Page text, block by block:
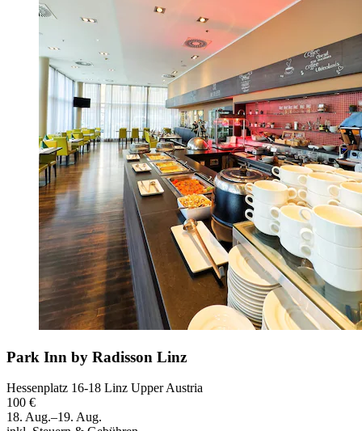
Park Inn by Radisson Linz
Hessenplatz 16-18 Linz Upper Austria
100 €
18. Aug.–19. Aug.